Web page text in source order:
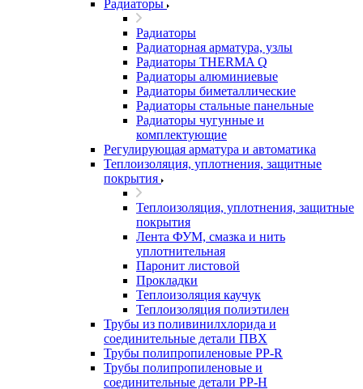
Радиаторы
Радиаторы
Радиаторная арматура, узлы
Радиаторы THERMA Q
Радиаторы алюминиевые
Радиаторы биметаллические
Радиаторы стальные панельные
Радиаторы чугунные и
комплектующие
Регулирующая арматура и автоматика
Теплоизоляция, уплотнения, защитные
покрытия
Теплоизоляция, уплотнения, защитные
покрытия
Лента ФУМ, смазка и нить
уплотнительная
Паронит листовой
Прокладки
Теплоизоляция каучук
Теплоизоляция полиэтилен
Трубы из поливинилхлорида и
соединительные детали ПВХ
Трубы полипропиленовые PP-R
Трубы полипропиленовые и
соединительные детали PP-H